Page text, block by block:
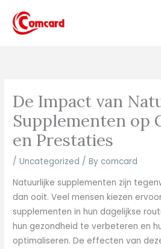
content
De Impact van
Supplementen op
en Prestaties
/Uncategorized / By comcard
Natuurlijke supplementen zijn
dan ooit. Veel mensen kiezen
supplementen in hun dagelijkse
hun gezondheid te verbeteren en
optimaliseren. De effecten van